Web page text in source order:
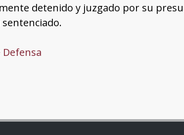
detenido y juzgado por su